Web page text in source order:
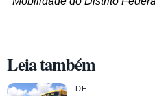
Leia também
DF